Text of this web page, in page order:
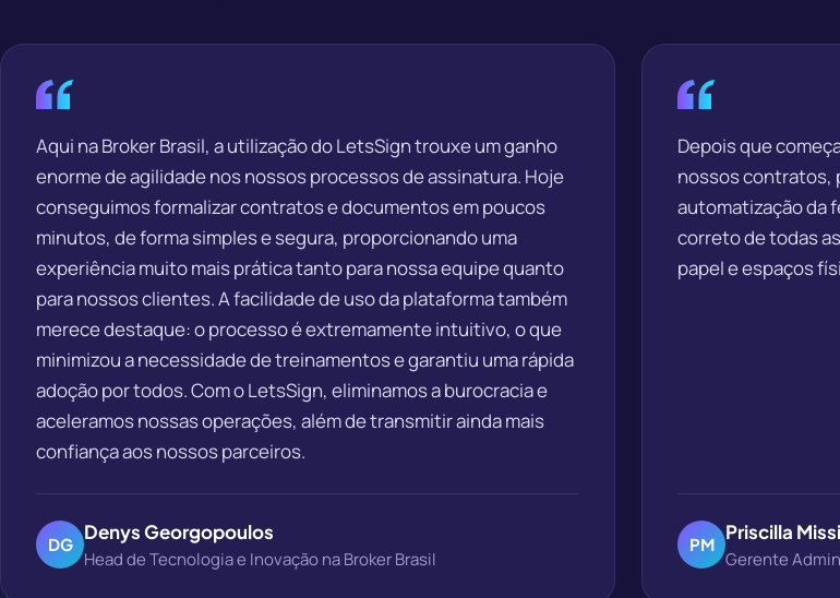
Aqui na Broker Brasil, a utilização do LetsSign trouxe um ganho
enorme de agilidade nos nossos processos de assinatura. Hoje
conseguimos formalizar contratos e documentos em poucos
minutos, de forma simples e segura, proporcionando uma
experiência muito mais prática tanto para nossa equipe quanto
para nossos clientes. A facilidade de uso da plataforma também
merece destaque: o processo é extremamente intuitivo, o que
minimizou a necessidade de treinamentos e garantiu uma rápida
adoção por todos. Com o LetsSign, eliminamos a burocracia e
aceleramos nossas operações, além de transmitir ainda mais
confiança aos nossos parceiros.
DG
Denys Georgopoulos
Head de Tecnologia e Inovação na Broker Brasil
Depois que
nossos contratos,
automatização da
correto de todas
papel e espaços
PM
Priscilla
Gerente